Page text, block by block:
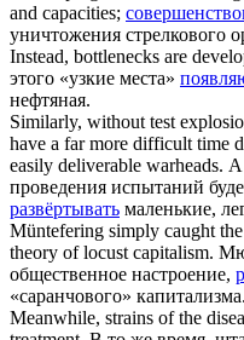
and capacities;
уничтожения стрелкового
Instead, bottlenecks are
этого «узкие места»
нефтяная.
Similarly, without test
have a far more difficult time
easily deliverable warheads. А
проведения испытаний
развёртывать маленькие,
Müntefering simply caught
theory of locust capitalism.
общественное настроение,
«саранчового» капитализма.
Meanwhile, strains of the